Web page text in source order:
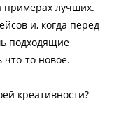
примерах лучших.
и, когда перед
подходящие
то новое.
креативности?